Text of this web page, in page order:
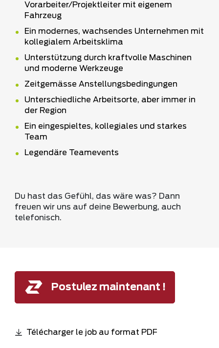
Vorarbeiter/Projektleiter mit eigenem
Fahrzeug
Ein modernes, wachsendes Unternehmen mit
kollegialem Arbeitsklima
Unterstützung durch kraftvolle Maschinen
und moderne Werkzeuge
Zeitgemässe Anstellungsbedingungen
Unterschiedliche Arbeitsorte, aber immer in
der Region
Ein eingespieltes, kollegiales und starkes
Team
Legendäre Teamevents
Du hast das Gefühl, das wäre was? Dann
freuen wir uns auf deine Bewerbung, auch
telefonisch.
Postulez maintenant !
Télécharger le job au format PDF